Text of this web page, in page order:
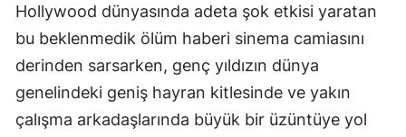
Giresun
Hakkari
Hatay
Hollywood dünyasında adeta şok etkisi yaratan
bu beklenmedik ölüm haberi sinema camiasını
derinden sarsarken, genç yıldızın dünya
genelindeki geniş hayran kitlesinde ve yakın
çalışma arkadaşlarında büyük bir üzüntüye yol